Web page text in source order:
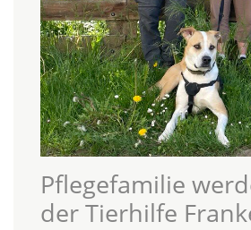
Pflegefamilie
der Tierhilfe